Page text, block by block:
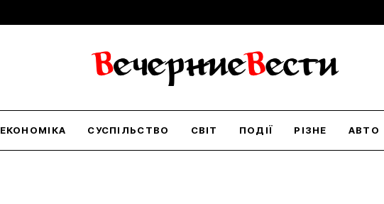
ЕКОНОМІКА СУСПІЛЬСТВО СВІТ ПОДІЇ РІЗНЕ АВТО